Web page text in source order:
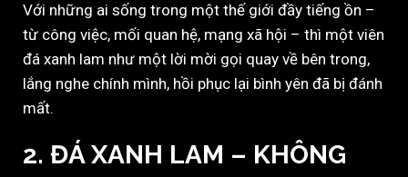
Với những ai sống trong một thế giới đầy tiếng ồn –
từ công việc, mối quan hệ, mạng xã hội – thì một viên
đá xanh lam như một lời mời gọi quay về bên trong,
lắng nghe chính mình, hồi phục lại bình yên đã bị đánh
mất.
2. ĐÁ XANH LAM – KHÔNG